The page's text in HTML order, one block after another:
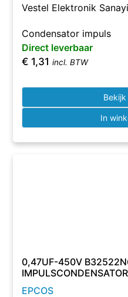
Vestel Elektronik
Condensator impuls
Direct leverbaar
€ 1,31 incl. BTW
In
0,47UF-450V
EPCOS